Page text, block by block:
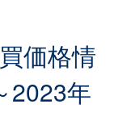
価格情
2023年